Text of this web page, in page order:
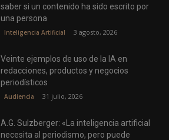
saber si un contenido ha sido escrito por
una persona
Inteligencia Artificial 3 agosto, 2026
Veinte ejemplos de uso de la IA en
redacciones, productos y negocios
periodísticos
Audiencia 31 julio, 2026
A.G. Sulzberger: «La inteligencia artificial
necesita al periodismo, pero puede